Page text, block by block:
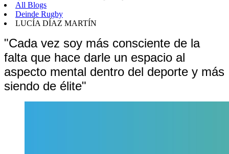
All Blogs
Deinde Rugby
LUCÍA DÍAZ MARTÍN
"Cada vez soy más consciente de la
falta que hace darle un espacio al
aspecto mental dentro del deporte y más
siendo de élite"